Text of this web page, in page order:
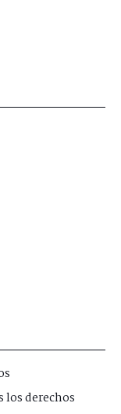
los derechos